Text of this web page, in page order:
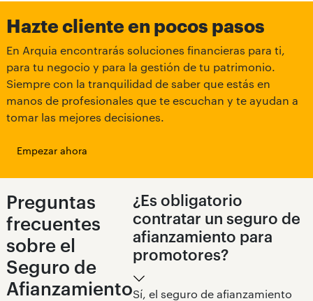
Hazte cliente en pocos pasos
En Arquia encontrarás soluciones financieras para ti,
para tu negocio y para la gestión de tu patrimonio.
Siempre con la tranquilidad de saber que estás en
manos de profesionales que te escuchan y te ayudan a
tomar las mejores decisiones.
Empezar ahora
Preguntas
frecuentes
sobre el
Seguro de
Afianzamiento
¿Es obligatorio
contratar un seguro de
afianzamiento para
promotores?
Sí, el seguro de afianzamiento